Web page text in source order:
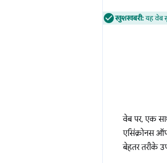
खुशखबरी:यह वेब
वेब पर, एक
एसिंक्रोनस
बेहतर तरीके